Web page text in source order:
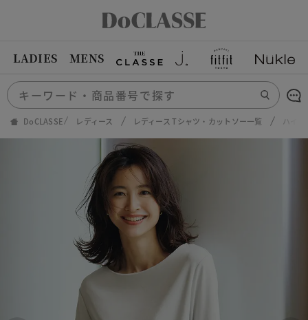
LADIES MENS
DoCLASSE レディース レディース Tシャツ・カットソー一覧 ハイ